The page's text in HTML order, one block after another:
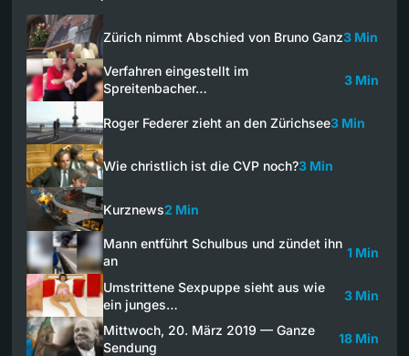
Zürich nimmt Abschied von Bruno Ganz3 Min
Verfahren eingestellt im
Spreitenbacher…
3 Min
Roger Federer zieht an den Zürichsee3 Min
Wie christlich ist die CVP noch?3 Min
Kurznews2 Min
Mann entführt Schulbus und zündet ihn
an
1 Min
Umstrittene Sexpuppe sieht aus wie
ein junges…
3 Min
Mittwoch, 20. März 2019 — Ganze
Sendung
18 Min